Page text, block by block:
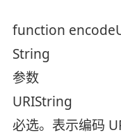
function
String
参数
URIString
必选。表示编码